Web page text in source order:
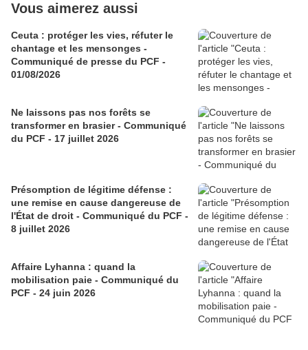
Vous aimerez aussi
Ceuta : protéger les vies, réfuter le
chantage et les mensonges -
Communiqué de presse du PCF -
01/08/2026
Ne laissons pas nos forêts se
transformer en brasier - Communiqué
du PCF - 17 juillet 2026
Présomption de légitime défense :
une remise en cause dangereuse de
l'État de droit - Communiqué du PCF -
8 juillet 2026
Affaire Lyhanna : quand la
mobilisation paie - Communiqué du
PCF - 24 juin 2026